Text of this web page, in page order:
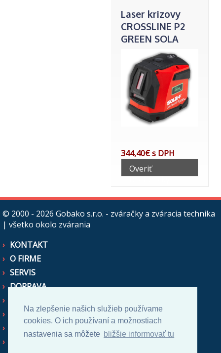
Na zlepšenie našich služieb používame
cookies. O ich používaní a možnostiach
nastavenia sa môžete bližšie informovať tu
Laser krizovy
CROSSLINE P2
GREEN SOLA
344,40€ s DPH
Overiť
telefonicky
© 2000 - 2026 Gobako s.r.o. - zváračky a zváracia technika
| všetko okolo zvárania
KONTAKT
O FIRME
SERVIS
DOPRAVA
AKO NAKUPOVAŤ